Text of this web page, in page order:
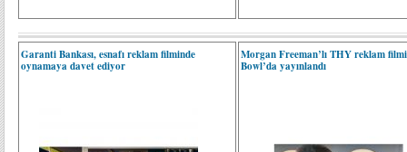
Garanti Bankası, esnafı reklam filminde
oynamaya davet ediyor
Morgan Freeman’lı THY reklam
Bowl’da yayınlandı